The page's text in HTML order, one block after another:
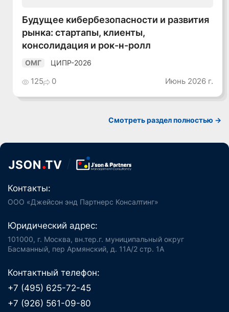
Будущее кибербезопасности и развития
рынка: стартапы, клиенты,
консолидация и рок-н-ролл
ОМГ ЦИПР-2026
125 0 Июнь 2026 г.
Смотреть раздел полностью ->
Контакты:
ООО «Джейсон энд Партнерс Консалтинг»
Юридический адрес:
101000, г. Москва, вн.тер.г. муниципальный округ
Басманный, пер Армянский, д. 11А/2 стр. 1А
Контактный телефон:
+7 (495) 625-72-45
+7 (926) 561-09-80